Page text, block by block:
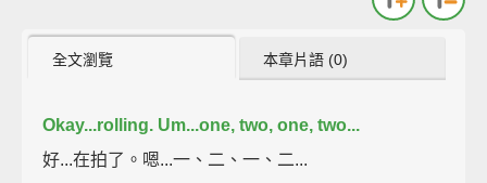
全文瀏覽 本章片語 (0)
Okay...rolling. Um...one, two, one, two...
好...在拍了。嗯...一、二、一、二...